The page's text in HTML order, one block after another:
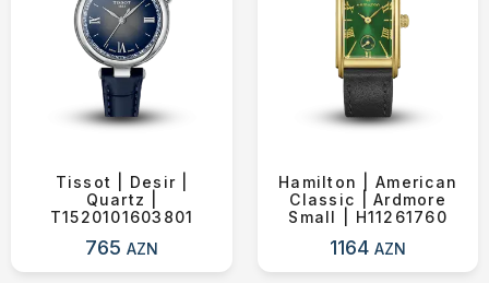
Tissot | Desir |
Quartz |
T1520101603801
765AZN
Hamilton | American
Classic | Ardmore
Small | H11261760
1164AZN